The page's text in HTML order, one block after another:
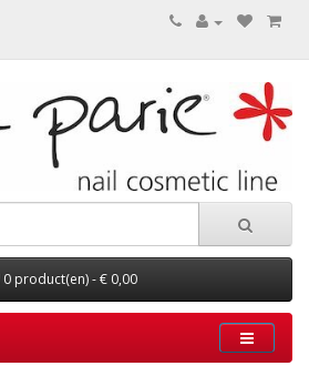
0 product(en) - € 0,00